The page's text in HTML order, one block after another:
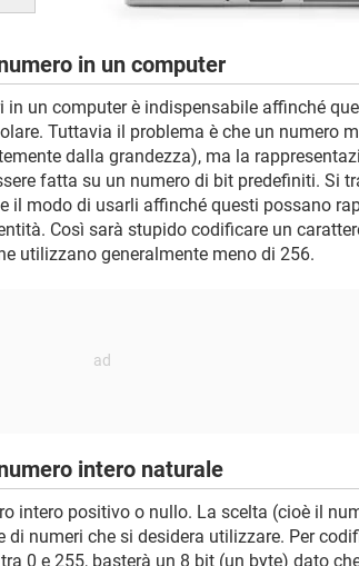
in un computer
in un computer è indispensabile affinché
Tuttavia il problema è che un numero
dalla grandezza), ma la
fatta su un numero di bit predefiniti. Si
il modo di usarli affinché questi possano
Così sarà stupido codificare un
utilizzano generalmente meno di 256.
intero naturale
intero positivo o nullo. La scelta (cioè il
numeri che si desidera utilizzare. Per
0 e 255, basterà un 8 bit (un byte) dato